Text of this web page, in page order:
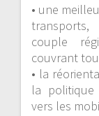
• une
transports,
couple
couvrant
• la
la
vers les